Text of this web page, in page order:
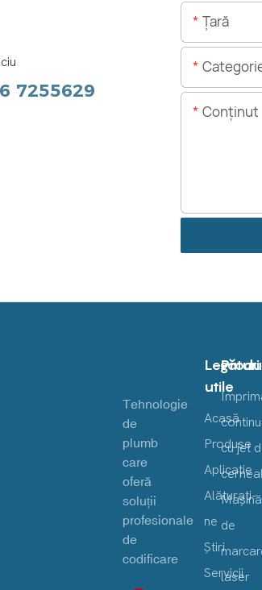
7255629
Ţară
Conţinut
Tehnologie
de
plumb
care
oferă
soluții
profesionale
de
codificare
Legături
utile
Acasă
Produse
Aplicație
Alăturaţi-
ne
Ştiri
Servicii
cu jet
Mașină
de
laser